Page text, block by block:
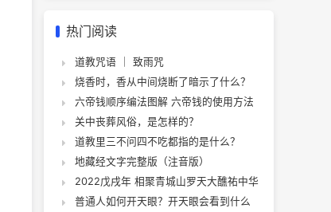
热门阅读
道教咒语 ｜ 致雨咒
烧香时，香从中间烧断了暗示了什么？
六帝钱顺序编法图解 六帝钱的使用方法
关中丧葬风俗，是怎样的？
道教里三不问四不吃都指的是什么？
地藏经文字完整版（注音版）
2022戊戌年 相聚青城山罗天大醮祐中华
普通人如何开天眼？开天眼会看到什么